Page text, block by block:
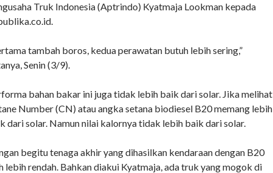
Truk Indonesia (Aptrindo) Kyatmaja Lookman kepada
tambah boros, kedua perawatan butuh lebih sering,”
Senin (3/9).
bahan bakar ini juga tidak lebih baik dari solar. Jika melihat
Number (CN) atau angka setana biodiesel B20 memang lebih
dari solar. Namun nilai kalornya tidak lebih baik dari solar.
begitu tenaga akhir yang dihasilkan kendaraan dengan B20
lebih rendah. Bahkan diakui Kyatmaja, ada truk yang mogok di